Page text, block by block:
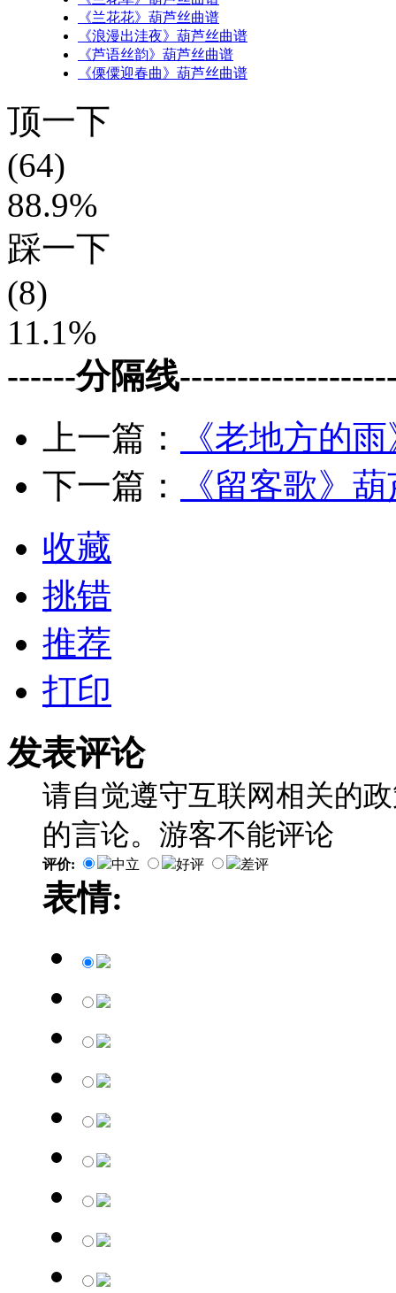
《兰花花》葫芦丝曲谱
《浪漫出洼夜》葫芦丝曲谱
《芦语丝韵》葫芦丝曲谱
《傈僳迎春曲》葫芦丝曲谱
顶一下
(64)
88.9%
踩一下
(8)
11.1%
------分隔线
上一篇：
《老地方的
下一篇：
《留客歌》
收藏
挑错
推荐
打印
发表评论
请自觉遵守互联网相关的
的言论。游客不能评论
评价: 中立 好评 差评
表情: